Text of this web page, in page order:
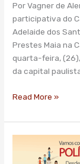
Por Vagner de
participativa do
Adelaide dos
Prestes Maia na
quarta-feira,
da capital
participação
social
avança
na
Câmara
Municipal
Read More »